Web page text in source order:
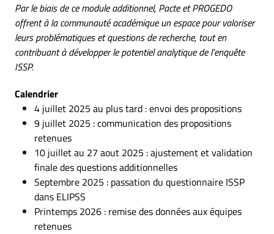
Par le biais de ce module additionnel, Pacte et PROGEDO
offrent à la communauté académique un espace pour valoriser
leurs problématiques et questions de recherche, tout en
contribuant à développer le potentiel analytique de l’enquête
ISSP.
Calendrier
4 juillet 2025 au plus tard : envoi des propositions
9 juillet 2025 : communication des propositions
retenues
10 juillet au 27 aout 2025 : ajustement et validation
finale des questions additionnelles
Septembre 2025 : passation du questionnaire ISSP
dans ELIPSS
Printemps 2026 : remise des données aux équipes
retenues